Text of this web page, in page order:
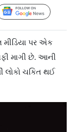
Follow Us
પર એક
માગી છે. આની
ચકિત થઈ